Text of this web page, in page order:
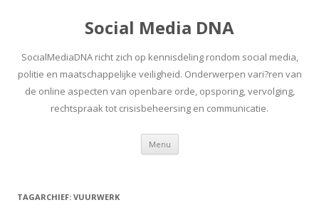
Social Media DNA
SocialMediaDNA richt zich op kennisdeling rondom social media,
politie en maatschappelijke veiligheid. Onderwerpen vari?ren van
de online aspecten van openbare orde, opsporing, vervolging,
rechtspraak tot crisisbeheersing en communicatie.
Menu Spring
inhoud
TAGARCHIEF: VUURWERK